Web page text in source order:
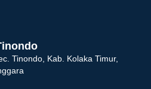
Tinondo, Kab. Kolaka Timur,